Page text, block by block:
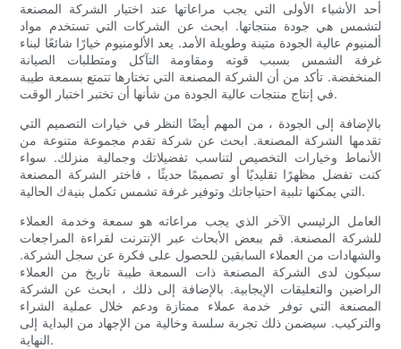
أحد الأشياء الأولى التي يجب مراعاتها عند اختيار الشركة المصنعة
لتشمس هي جودة منتجاتها. ابحث عن الشركات التي تستخدم مواد
ألمنيوم عالية الجودة متينة وطويلة الأمد. يعد الألومنيوم خيارًا شائعًا لبناء
غرفة الشمس بسبب قوته ومقاومة التآكل ومتطلبات الصيانة
المنخفضة. تأكد من أن الشركة المصنعة التي تختارها تتمتع بسمعة طيبة
في إنتاج منتجات عالية الجودة من شأنها أن تختبر اختبار الوقت.
بالإضافة إلى الجودة ، من المهم أيضًا النظر في خيارات التصميم التي
تقدمها الشركة المصنعة. ابحث عن شركة تقدم مجموعة متنوعة من
الأنماط وخيارات التخصيص لتناسب تفضيلاتك وجمالية منزلك. سواء
كنت تفضل مظهرًا تقليديًا أو تصميمًا حديثًا ، فاختر الشركة المصنعة
التي يمكنها تلبية احتياجاتك وتوفير غرفة تشمس تكمل بنيةك الحالية.
العامل الرئيسي الآخر الذي يجب مراعاته هو سمعة وخدمة العملاء
للشركة المصنعة. قم ببعض الأبحاث عبر الإنترنت لقراءة المراجعات
والشهادات من العملاء السابقين للحصول على فكرة عن سجل الشركة.
سيكون لدى الشركة المصنعة ذات السمعة طيبة تاريخ من العملاء
الراضين والتعليقات الإيجابية. بالإضافة إلى ذلك ، ابحث عن الشركة
المصنعة التي توفر خدمة عملاء ممتازة ودعم خلال عملية الشراء
والتركيب. سيضمن ذلك تجربة سلسة وخالية من الإجهاد من البداية إلى
النهاية.